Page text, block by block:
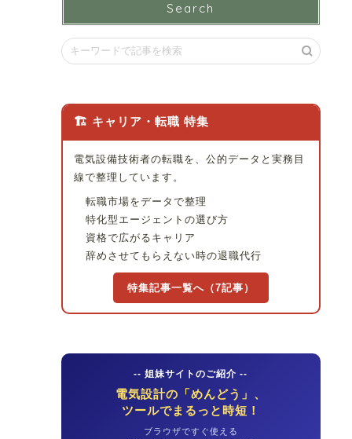
Search
🏗 キャリア・転職 特集
電気設備技術者の転職を、公的データと実務目
線で整理しています。
転職市場をデータで整理
特化型エージェントの選び方
資格で広がるキャリア
辞めさせてもらえない時の退職代行
特集記事一覧へ（7記事）
-- 姐妹サイトのご紹介 --
電気設計の「めんどう」、
ツールでまるっと時短！
ブラウザですぐ使える